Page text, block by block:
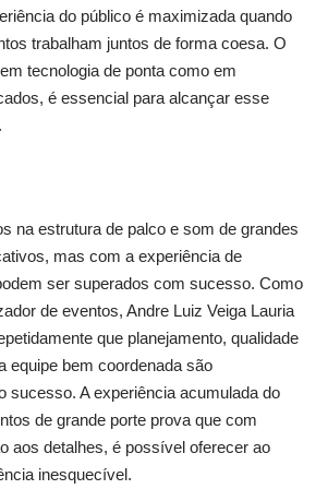
do público é maximizada quando
trabalham juntos de forma coesa. O
tecnologia de ponta como em
é essencial para alcançar esse
na estrutura de palco e som de grandes
mas com a experiência de
ser superados com sucesso. Como
de eventos, Andre Luiz Veiga Lauria
que planejamento, qualidade
equipe bem coordenada são
sucesso. A experiência acumulada do
de grande porte prova que com
aos detalhes, é possível oferecer ao
inesquecível.